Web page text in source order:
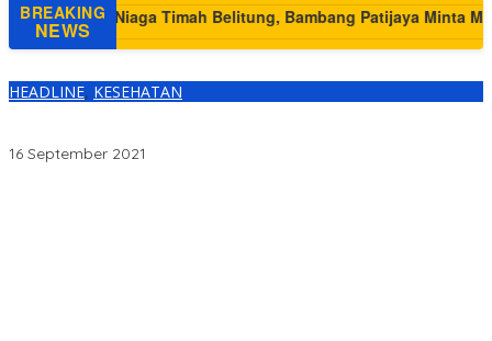
BREAKING
NEWS
HEADLINE, KESEHATAN
16 September 2021